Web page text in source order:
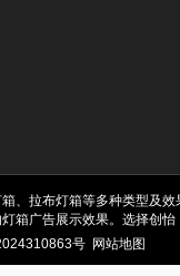
、拉布灯箱等多种类型及
箱广告展示效果。选择创怡
号 网站地图